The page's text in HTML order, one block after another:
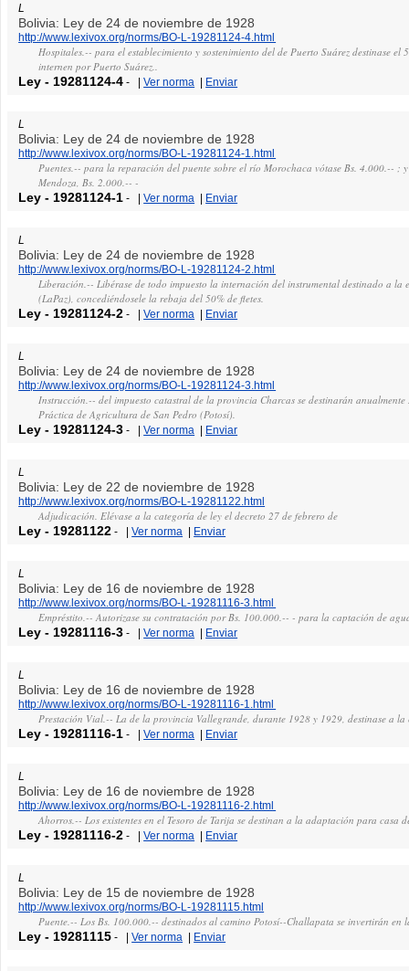
L
Bolivia: Ley de 24 de noviembre de 1928
http://www.lexivox.org/norms/BO-L-19281124-4.html
Hospitales.-- para el establecimiento y sostenimiento del de Puerto Suárez destinase el
internen por Puerto Suárez..
Ley - 19281124-4 - |Ver norma | Enviar
L
Bolivia: Ley de 24 de noviembre de 1928
http://www.lexivox.org/norms/BO-L-19281124-1.html
Puentes.-- para la reparación del puente sobre el río Morochaca vótase Bs. 4.000.-- ;
Mendoza, Bs. 2.000.-- -
Ley - 19281124-1 - |Ver norma | Enviar
L
Bolivia: Ley de 24 de noviembre de 1928
http://www.lexivox.org/norms/BO-L-19281124-2.html
Liberación.-- Libérase de todo impuesto la internación del instrumental destinado a
(LaPaz), concediéndosele la rebaja del 50% de fletes.
Ley - 19281124-2 - |Ver norma | Enviar
L
Bolivia: Ley de 24 de noviembre de 1928
http://www.lexivox.org/norms/BO-L-19281124-3.html
Instrucción.-- del impuesto catastral de la provincia Charcas se destinarán
Práctica de Agricultura de San Pedro (Potosí).
Ley - 19281124-3 - |Ver norma | Enviar
L
Bolivia: Ley de 22 de noviembre de 1928
http://www.lexivox.org/norms/BO-L-19281122.html
Adjudicación. Elévase a la categoría de ley el decreto 27 de febrero de
Ley - 19281122 - |Ver norma | Enviar
L
Bolivia: Ley de 16 de noviembre de 1928
http://www.lexivox.org/norms/BO-L-19281116-3.html
Empréstito.-- Autorizase su contratación por Bs. 100.000.-- - para la captación de
Ley - 19281116-3 - |Ver norma | Enviar
L
Bolivia: Ley de 16 de noviembre de 1928
http://www.lexivox.org/norms/BO-L-19281116-1.html
Prestación Vial.-- La de la provincia Vallegrande, durante 1928 y 1929, destinase a
Ley - 19281116-1 - |Ver norma | Enviar
L
Bolivia: Ley de 16 de noviembre de 1928
http://www.lexivox.org/norms/BO-L-19281116-2.html
Ahorros.-- Los existentes en el Tesoro de Tarija se destinan a la adaptación para
Ley - 19281116-2 - |Ver norma | Enviar
L
Bolivia: Ley de 15 de noviembre de 1928
http://www.lexivox.org/norms/BO-L-19281115.html
Puente.-- Los Bs. 100.000.-- destinados al camino Potosí--Challapata se invertirán en
Ley - 19281115 - |Ver norma | Enviar